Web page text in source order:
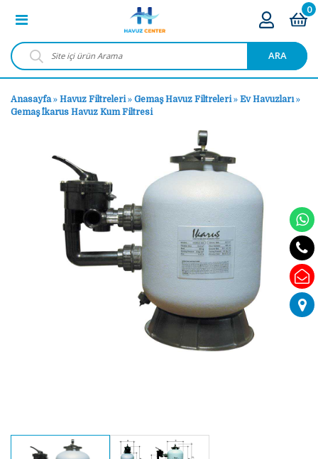
ARA
0
Anasayfa» Havuz Filtreleri» Gemaş Havuz Filtreleri» Ev Havuzları»
Gemaş İkarus Havuz Kum Filtresi